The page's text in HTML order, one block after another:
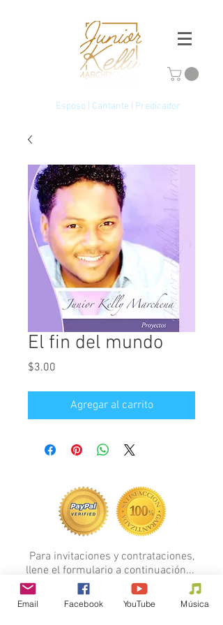
Esposo | Cantante | Predicador
El fin del mundo
$3.00
Agregar al carrito
Para invitaciones y contrataciones,
llene el formulario a continuación...
FORMULARIO
Email Facebook YouTube Música